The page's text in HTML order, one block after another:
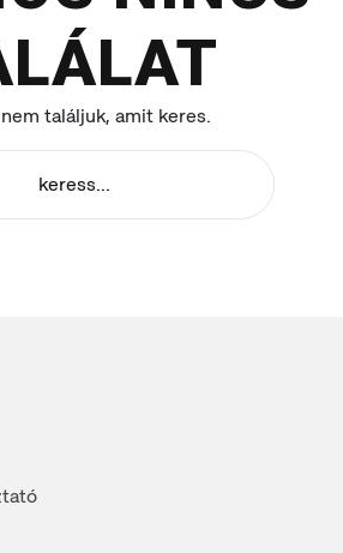
találjuk, amit keres.